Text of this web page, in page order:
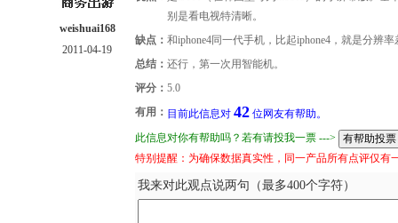
weishuai168
2011-04-19
别是看电视特清晰。
缺点： 和iphone4同一代手机，比起iphone4，就是分辨率
总结： 还行，第一次用智能机。
评分： 5.0
有用： 目前此信息对 42 位网友有帮助。
此信息对你有帮助吗？若有请投我一票 --->
特别提醒：为确保数据真实性，同一产品所有点评仅有
我来对此观点说两句（最多400个字符）